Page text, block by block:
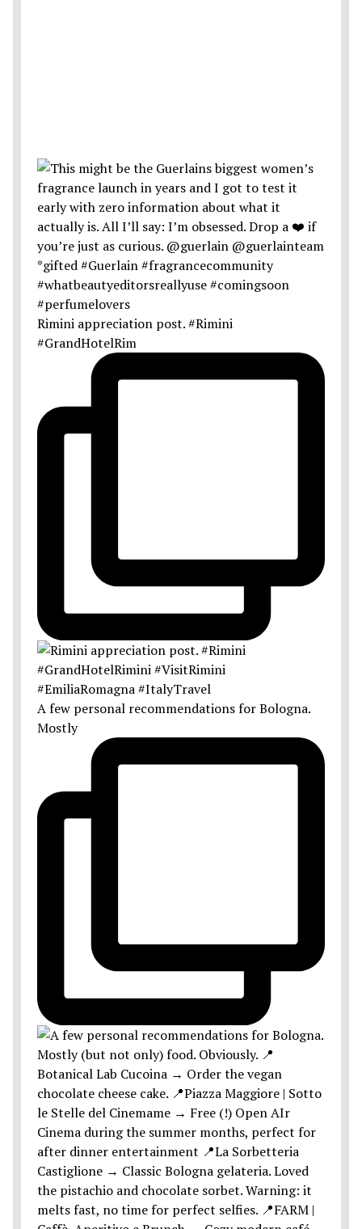
Rimini appreciation post. #Rimini
#GrandHotelRim
A few personal recommendations for Bologna.
Mostly